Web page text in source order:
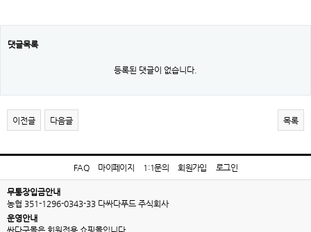
댓글목록
등록된 댓글이 없습니다.
이전글 다음글 목록
FAQ 마이페이지 1:1문의 회원가입 로그인
무통장입금안내
농협 351-1296-0343-33 다싸다푸드 주식회사
운영안내
싸다구몰은 회원전용 쇼핑몰입니다.